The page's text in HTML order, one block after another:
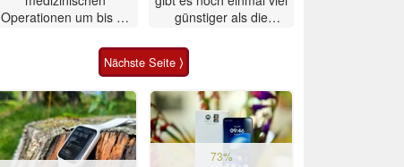
Operationen um bis zu
günstiger als die
Nächste Seite ⟩
73%